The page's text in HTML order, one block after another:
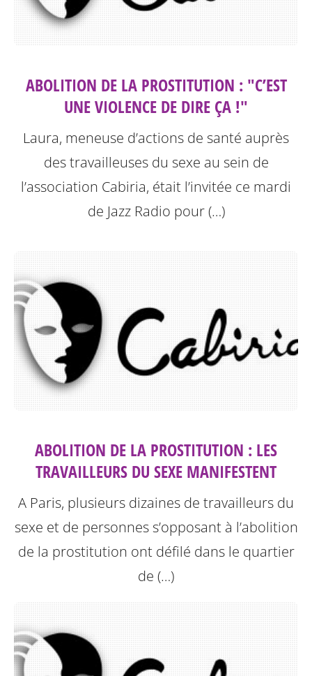
ABOLITION DE LA PROSTITUTION : "C’EST
UNE VIOLENCE DE DIRE ÇA !"
Laura, meneuse d’actions de santé auprès
des travailleuses du sexe au sein de
l’association Cabiria, était l’invitée ce mardi
de Jazz Radio pour (…)
ABOLITION DE LA PROSTITUTION : LES
TRAVAILLEURS DU SEXE MANIFESTENT
A Paris, plusieurs dizaines de travailleurs du
sexe et de personnes s’opposant à l’abolition
de la prostitution ont défilé dans le quartier
de (…)